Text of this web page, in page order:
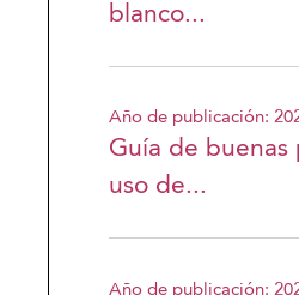
blanco...
Año de publicación:
Guía de buenas
uso de...
Año de publicación: